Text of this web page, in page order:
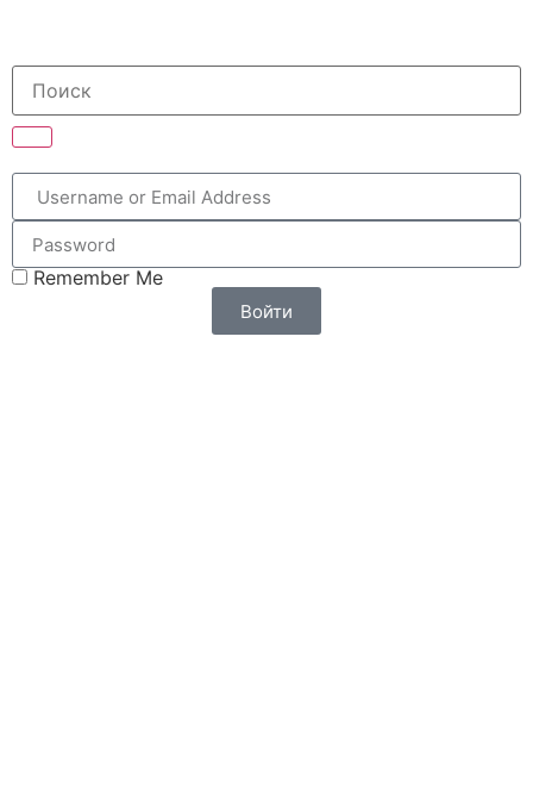
Remember Me
Войти